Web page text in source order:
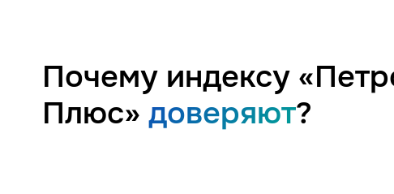
Почему индексу
Плюс» доверяют?